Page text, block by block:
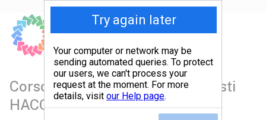
Corso di Formazione Alimentaristi
HACCP ex Libretto Sanitario